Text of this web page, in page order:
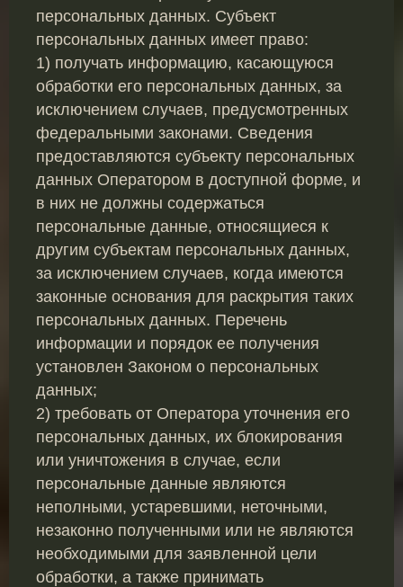
персональных данных. Субъект
персональных данных имеет право:
1) получать информацию, касающуюся
обработки его персональных данных, за
исключением случаев, предусмотренных
федеральными законами. Сведения
предоставляются субъекту персональных
данных Оператором в доступной форме, и
в них не должны содержаться
персональные данные, относящиеся к
другим субъектам персональных данных,
за исключением случаев, когда имеются
законные основания для раскрытия таких
персональных данных. Перечень
информации и порядок ее получения
установлен Законом о персональных
данных;
2) требовать от Оператора уточнения его
персональных данных, их блокирования
или уничтожения в случае, если
персональные данные являются
неполными, устаревшими, неточными,
незаконно полученными или не являются
необходимыми для заявленной цели
обработки, а также принимать